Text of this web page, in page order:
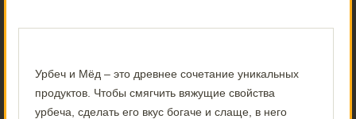
Урбеч и Мёд – это древнее сочетание уникальных
продуктов. Чтобы смягчить вяжущие свойства
урбеча, сделать его вкус богаче и слаще, в него